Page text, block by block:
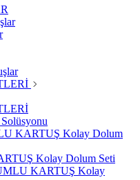
KARTUŞ Kolay Dolum
Kolay Dolum Seti
KARTUŞ Kolay